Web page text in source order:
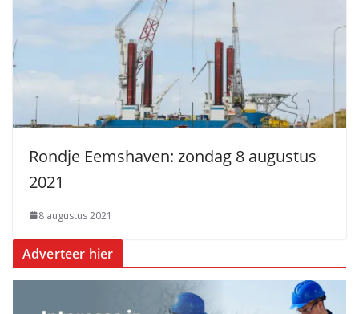
Rondje Eemshaven: zondag 8 augustus
2021
8 augustus 2021
Adverteer hier